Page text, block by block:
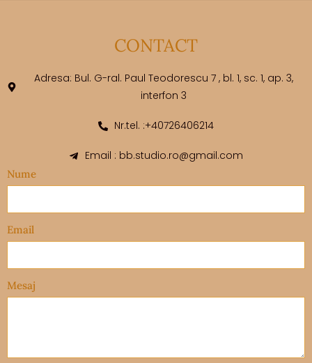
CONTACT
Adresa: Bul. G-ral. Paul Teodorescu 7 , bl. 1, sc. 1, ap. 3,
interfon 3
Nr.tel. :+40726406214
Email : bb.studio.ro@gmail.com
Nume
Email
Mesaj